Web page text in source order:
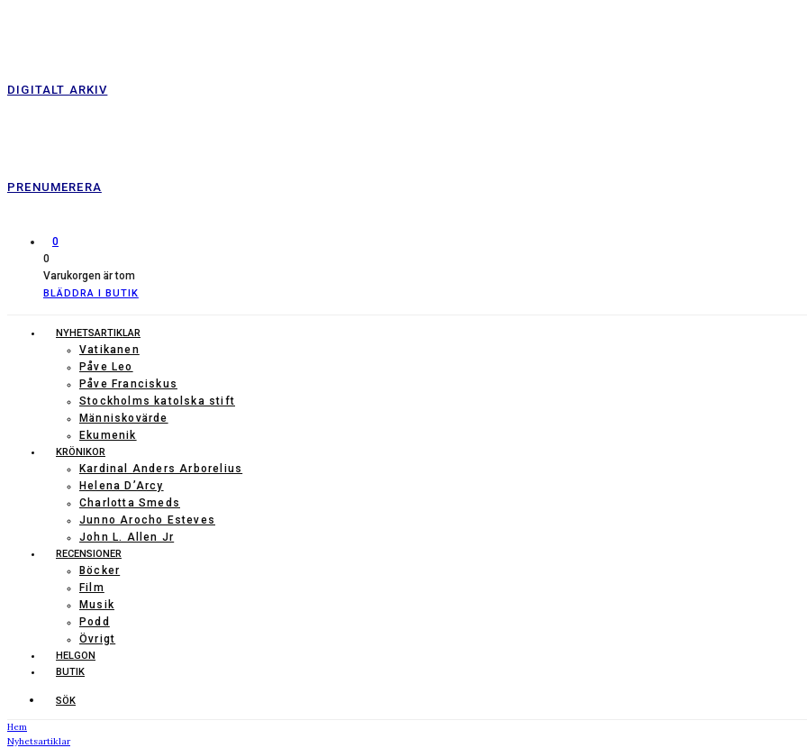
DIGITALT ARKIV
PRENUMERERA
0
0
Varukorgen är tom
BLÄDDRA I BUTIK
NYHETSARTIKLAR
Vatikanen
Påve Leo
Påve Franciskus
Stockholms katolska stift
Människovärde
Ekumenik
KRÖNIKOR
Kardinal Anders Arborelius
Helena D’Arcy
Charlotta Smeds
Junno Arocho Esteves
John L. Allen Jr
RECENSIONER
Böcker
Film
Musik
Podd
Övrigt
HELGON
BUTIK
SÖK
Hem
Nyhetsartiklar